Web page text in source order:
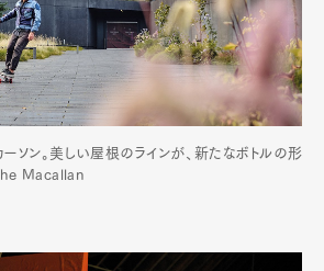
ソン。美しい屋根のラインが、新たなボトルの形
Macallan